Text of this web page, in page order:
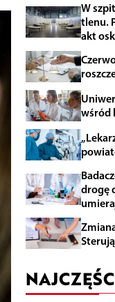
W
tlenu.
akt
wśród
drogę